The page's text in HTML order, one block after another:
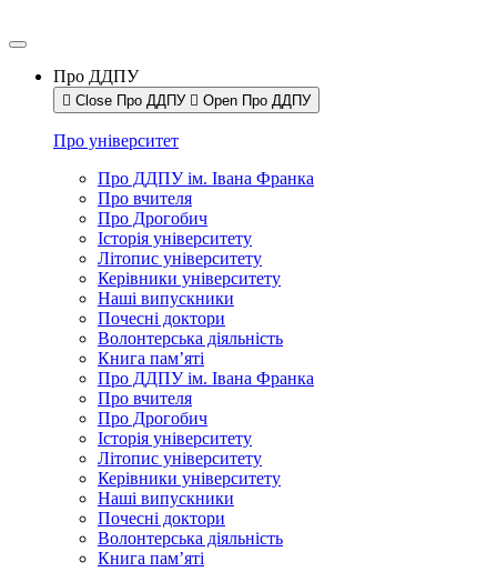
Про ДДПУ
Close Про ДДПУ Open Про ДДПУ
Про університет
Про ДДПУ ім. Івана Франка
Про вчителя
Про Дрогобич
Історія університету
Літопис університету
Керівники університету
Наші випускники
Почесні доктори
Волонтерська діяльність
Книга пам’яті
Про ДДПУ ім. Івана Франка
Про вчителя
Про Дрогобич
Історія університету
Літопис університету
Керівники університету
Наші випускники
Почесні доктори
Волонтерська діяльність
Книга пам’яті